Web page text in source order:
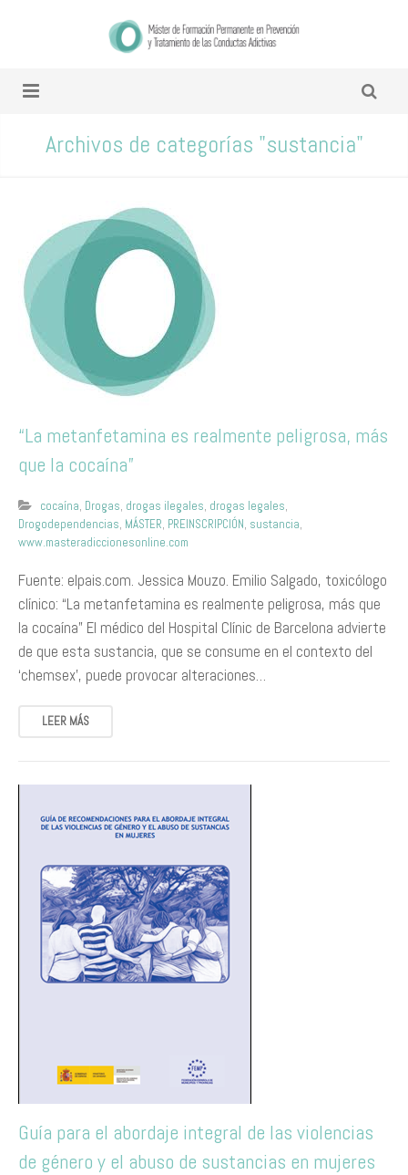
Archivos de categorías "sustancia"
“La metanfetamina es realmente peligrosa, más
que la cocaína”
cocaína, Drogas, drogas ilegales, drogas legales,
Drogodependencias, MÁSTER, PREINSCRIPCIÓN, sustancia,
www.masteradiccionesonline.com
Fuente: elpais.com. Jessica Mouzo. Emilio Salgado, toxicólogo
clínico: “La metanfetamina es realmente peligrosa, más que
la cocaína” El médico del Hospital Clínic de Barcelona advierte
de que esta sustancia, que se consume en el contexto del
‘chemsex’, puede provocar alteraciones…
LEER MÁS
Guía para el abordaje integral de las violencias
de género y el abuso de sustancias en mujeres